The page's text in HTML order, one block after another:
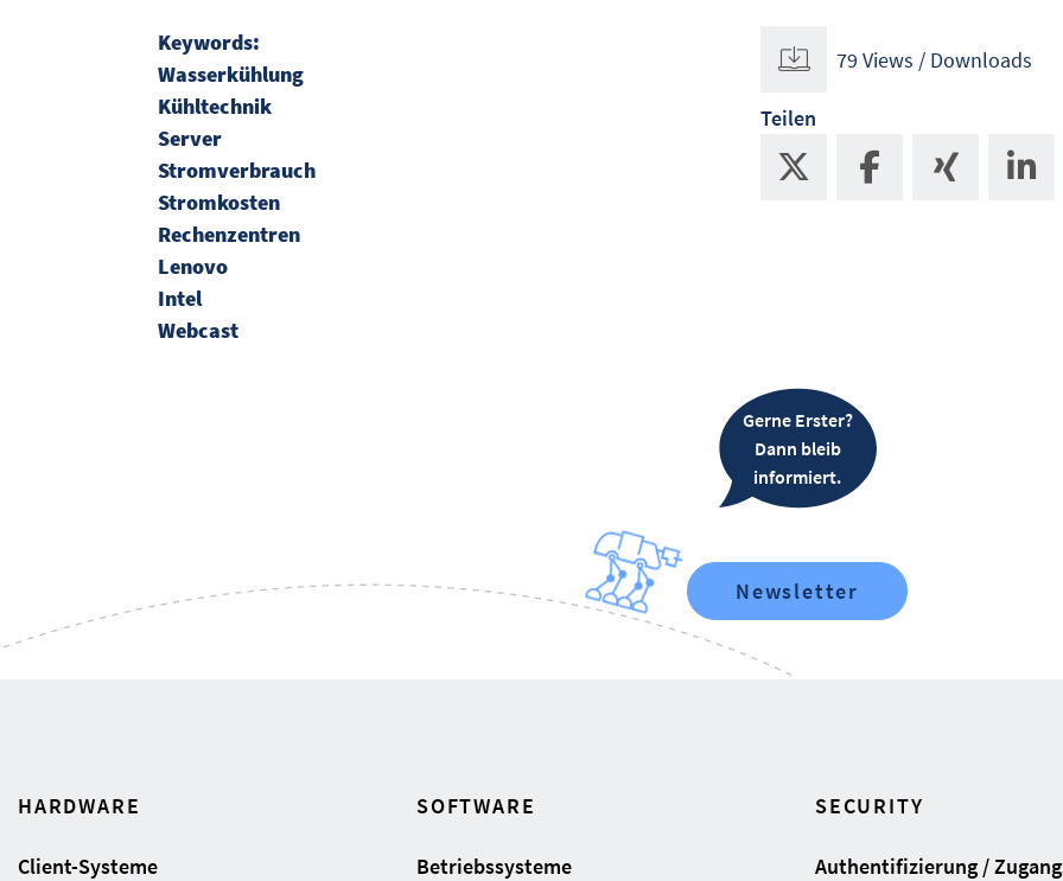
Keywords:
Wasserkühlung
Kühltechnik
Server
Stromverbrauch
Stromkosten
Rechenzentren
Lenovo
Intel
Webcast
79 Views / Downloads
Teilen
Gerne Erster?
Dann bleib
informiert.
Newsletter
HARDWARE
Client-Systeme
SOFTWARE
Betriebssysteme
SECURITY
Authentifizierung /